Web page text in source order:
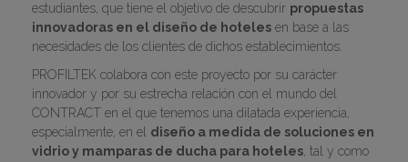
estudiantes, que tiene el objetivo de descubrir propuestas
innovadoras en el diseño de hoteles en base a las
necesidades de los clientes de dichos establecimientos.
PROFILTEK colabora con este proyecto por su carácter
innovador y por su estrecha relación con el mundo del
CONTRACT en el que tenemos una dilatada experiencia,
especialmente, en el diseño a medida de soluciones en
vidrio y mamparas de ducha para hoteles, tal y como